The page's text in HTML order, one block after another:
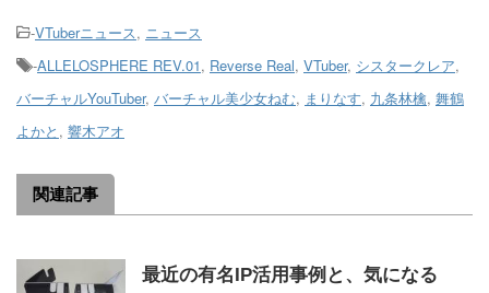
-VTuberニュース, ニュース
-ALLELOSPHERE REV.01, Reverse Real, VTuber, シスタークレア,
バーチャルYouTuber, バーチャル美少女ねむ, まりなす, 九条林檎, 舞鶴
よかと , 響木アオ
関連記事
最近の有名IP活用事例と、気になる